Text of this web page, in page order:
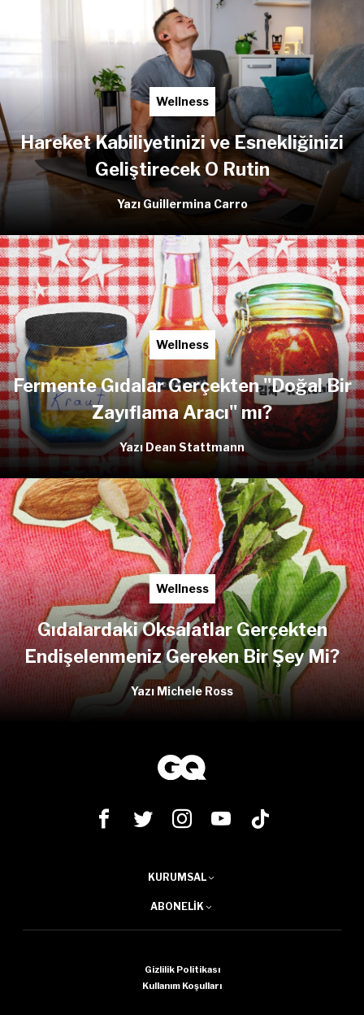
Wellness
Hareket Kabiliyetinizi ve Esnekliğinizi
Geliştirecek O Rutin
Yazı Guillermina Carro
Wellness
Fermente Gıdalar Gerçekten "Doğal Bir
Zayıflama Aracı" mı?
Yazı Dean Stattmann
Wellness
Gıdalardaki Oksalatlar Gerçekten
Endişelenmeniz Gereken Bir Şey Mi?
Yazı Michele Ross
KURUMSAL
ABONELIK
Gizlilik Politikası
Kullanım Koşulları